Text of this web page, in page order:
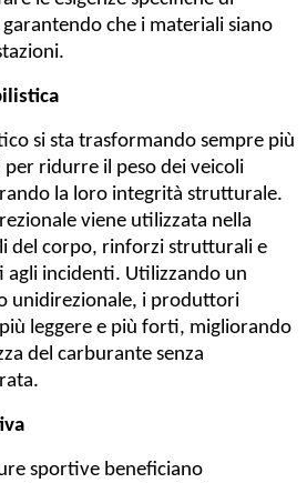
che i materiali siano
si sta trasformando sempre più
ridurre il peso dei veicoli
la loro integrità strutturale.
viene utilizzata nella
del corpo, rinforzi strutturali e
incidenti. Utilizzando un
unidirezionale, i produttori
leggere e più forti, migliorando
del carburante senza
sportive beneficiano